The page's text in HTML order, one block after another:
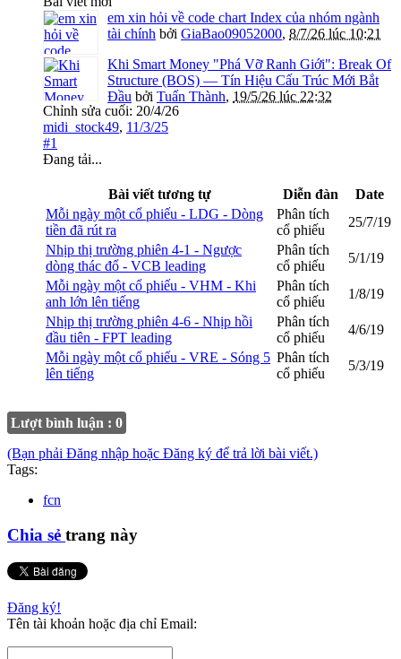
em xin hỏi về code chart Index của nhóm ngành
tài chính bởi GiaBao09052000, 8/7/26 lúc 10:21
Khi Smart Money "Phá Vỡ Ranh Giới": Break Of
Structure (BOS) — Tín Hiệu Cấu Trúc Mới Bắt
Đầu bởi Tuấn Thành, 19/5/26 lúc 22:32
Chỉnh sửa cuối: 20/4/26
midi_stock49, 11/3/25
#1
Đang tải...
Bài viết tương tự Diễn đàn
Date
Mỗi ngày một cổ phiếu - LDG - Dòng
tiền đã rút ra
Phân tích
cổ phiếu
25/7/19
Nhịp thị trường phiên 4-1 - Ngược
dòng thác đổ - VCB leading
Phân tích
cổ phiếu
5/1/19
Mỗi ngày một cổ phiếu - VHM - Khi
anh lớn lên tiếng
Phân tích
cổ phiếu
1/8/19
Nhịp thị trường phiên 4-6 - Nhịp hồi
đầu tiên - FPT leading
Phân tích
cổ phiếu
4/6/19
Mỗi ngày một cổ phiếu - VRE - Sóng 5
lên tiếng
Phân tích
cổ phiếu
5/3/19
Lượt bình luận : 0
(Bạn phải Đăng nhập hoặc Đăng ký để trả lời bài viết.)
Tags:
fcn
Chia sẻ trang này
Đăng ký!
Tên tài khoản hoặc địa chỉ Email: